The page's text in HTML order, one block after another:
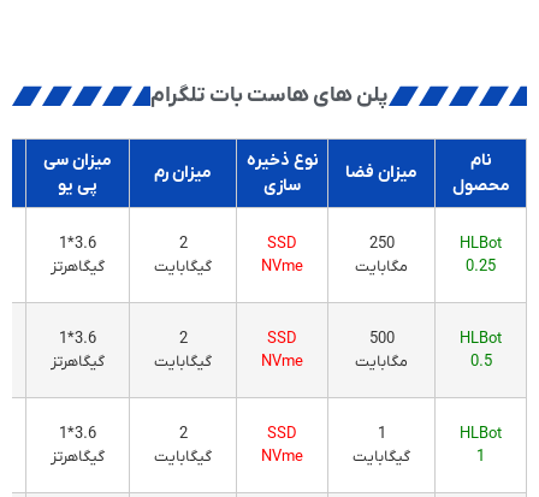
پلن های هاست بات تلگرام
نام
محصول
میزان فضا
نوع ذخیره
سازی
میزان رم
میزان سی
پی یو
HLBot
0.25
250
مگابایت
SSD
NVme
2
گیگابایت
3.6*1
گیگاهرتز
HLBot
0.5
500
مگابایت
SSD
NVme
2
گیگابایت
3.6*1
گیگاهرتز
HLBot
1
1
گیگابایت
SSD
NVme
2
گیگابایت
3.6*1
گیگاهرتز